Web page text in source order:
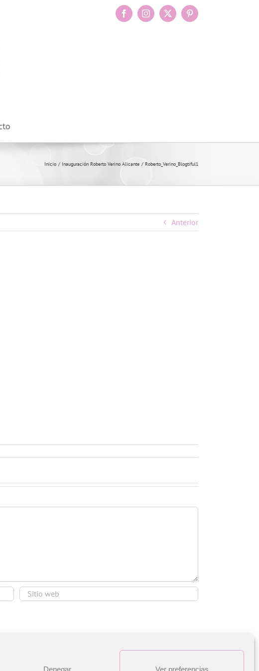
Denegar Ver preferencias
FacebookInstagram
X Pinterest
Inicio Inauguración Roberto Verino Alicante Roberto_Verino_Blogtiful1
Anterior